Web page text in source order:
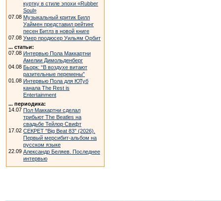
куртку в стиле эпохи «Rubber
Soul»
07.08 Музыкальный критик Билл
Уаймен представил рейтинг
песен Битлз в новой книге
07.08 Умер продюсер Уильям Орбит
... статьи:
07.08 Интервью Пола Маккартни
Амелии Димольденберг
04.08 Бьорк: “В воздухе витают
разительные перемены”
01.08 Интервью Пола для ЮТуб
канала The Rest is
Entertainment
... периодика:
14.07 Пол Маккартни сделал
трибьют The Beatles на
свадьбе Тейлор Свифт
17.02 СЕКРЕТ "Big Beat 83" (2026).
Первый мерсибит-альбом на
русском языке
22.09 Александр Беляев. Последнее
интервью